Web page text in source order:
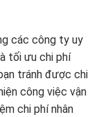
các công ty uy
tối ưu chi phí
tránh được chi
công việc vận
chi phí nhân